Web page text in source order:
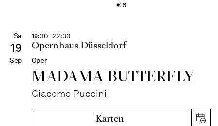
€6
Sa
19
Sep
19:30 - 22:30
Opernhaus Düsseldorf
Oper
MADAMA BUTTER­FLY
Giacomo Puccini
Karten